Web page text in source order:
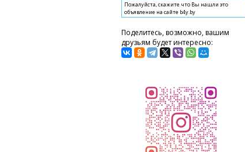
Пожалуйста, скажите что Вы нашли это
объявление на сайте b4y.by
Поделитесь, возможно, вашим
друзьям будет интересно: